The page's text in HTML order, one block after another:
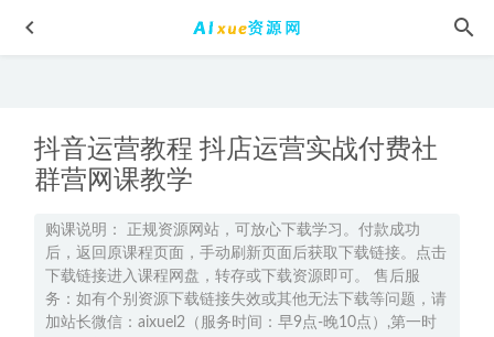
抖音运营教程 抖店运营实战付费社
群营网课教学
购课说明： 正规资源网站，可放心下载学习。付款成功
后，返回原课程页面，手动刷新页面后获取下载链接。点击
下载链接进入课程网盘，转存或下载资源即可。 售后服
务：如有个别资源下载链接失效或其他无法下载等问题，请
加站长微信：aixuel2（服务时间：早9点-晚10点）,第一时
个人魅力提升训练课程李中莹《NLP执行师线上训练营》，
9.40G网课资源百度网盘下载 2022-05-08
2024何红艳高二英语a视频教程春季班 2024-04-25